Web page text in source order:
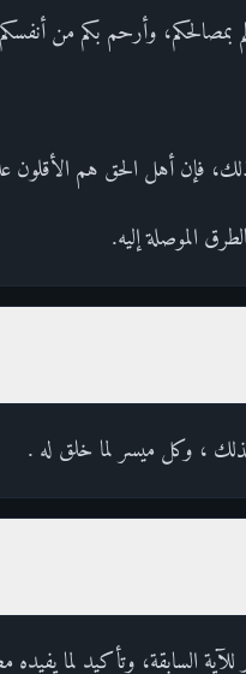
بمصالحكم، وأرحم بكم من
فإن أهل الحق هم الأقلون
الموصلة إليه.
، وكل ميسر لما خلق له .
السابقة، وتأكيد لما يفيده